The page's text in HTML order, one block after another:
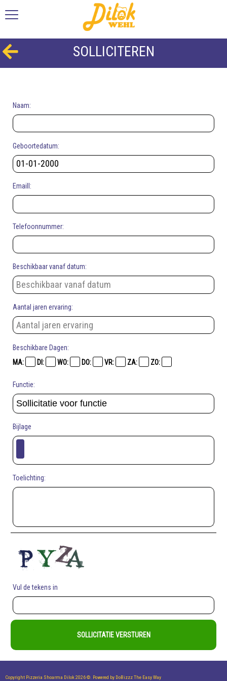
SOLLICITEREN
Naam:
Geboortedatum:
Emaill:
Telefoonnummer:
Beschikbaar vanaf datum:
Aantal jaren ervaring:
Beschikbare Dagen:
MA:
DI: WO: DO: VR: ZA: ZO:
Functie:
Bijlage
Toelichting:
Vul de tekens in
SOLLICITATIE VERSTUREN
Copyright Pizzeria Shoarma Dilok 2026 ©. Powered by DoBizzz The Easy Way